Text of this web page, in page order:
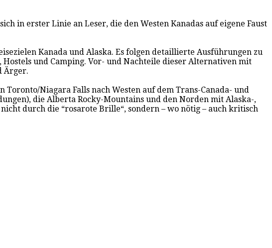
in erster Linie an Leser, die den Westen Kanadas auf eigene Faust
Kanada und Alaska. Es folgen detaillierte Ausführungen zu
und Camping. Vor- und Nachteile dieser Alternativen mit
Ärger.
Niagara Falls nach Westen auf dem Trans-Canada- und
die Alberta Rocky-Mountains und den Norden mit Alaska-,
durch die “rosarote Brille“, sondern – wo nötig – auch kritisch